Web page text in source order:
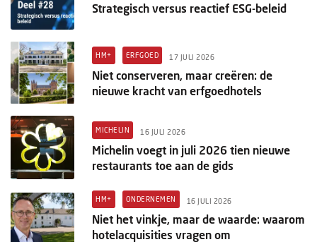
Strategisch versus reactief ESG-beleid
HM+ ERFGOED 17 JULI 2026
Niet conserveren, maar creëren: de
nieuwe kracht van erfgoedhotels
MICHELIN 16 JULI 2026
Michelin voegt in juli 2026 tien nieuwe
restaurants toe aan de gids
HM+ ONDERNEMEN 16 JULI 2026
Niet het vinkje, maar de waarde: waarom
hotelacquisities vragen om